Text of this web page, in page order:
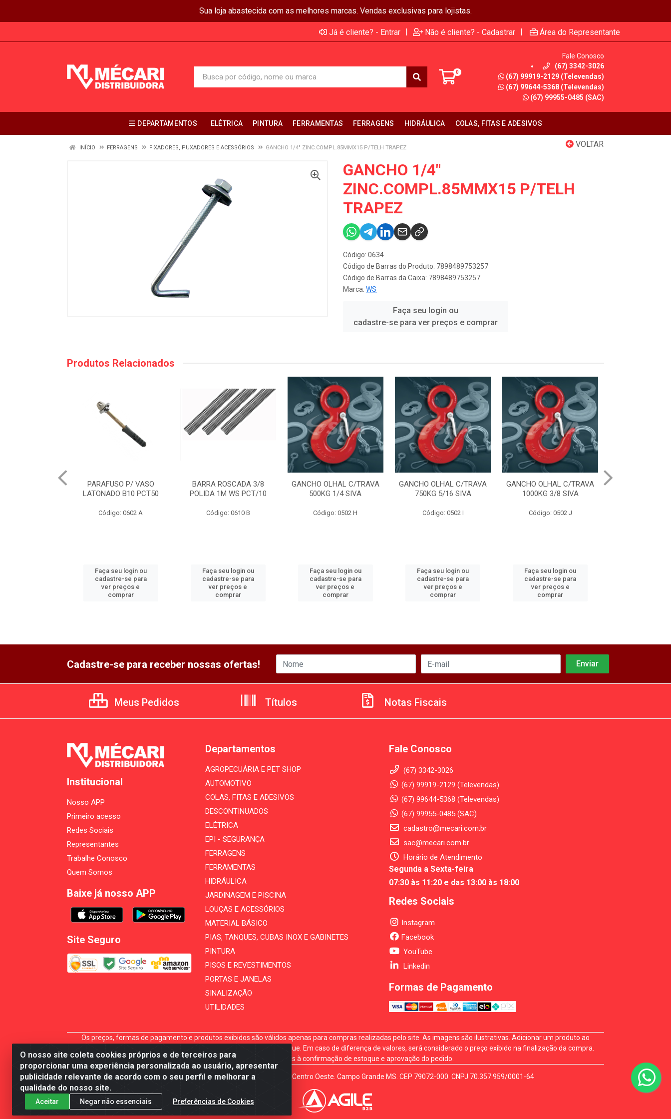
Sua loja abastecida com as melhores marcas. Vendas exclusivas para lojistas.
Já é cliente? - Entrar | Não é cliente? - Cadastrar | Área do Representante
0
Fale Conosco
(67) 3342-3026
(67) 99919-2129 (Televendas)
(67) 99644-5368 (Televendas)
(67) 99955-0485 (SAC)
DEPARTAMENTOS ELÉTRICA PINTURA FERRAMENTAS FERRAGENS HIDRÁULICA COLAS, FITAS E ADESIVOS
VOLTAR
INÍCIO FERRAGENS FIXADORES, PUXADORES E ACESSÓRIOS GANCHO 1/4" ZINC.COMPL.85MMX15 P/TELH TRAPEZ
GANCHO 1/4"
ZINC.COMPL.85MMX15 P/TELH
TRAPEZ
Código: 0634
Código de Barras do Produto: 7898489753257
Código de Barras da Caixa: 7898489753257
Marca: WS
Faça seu login ou
cadastre-se para ver preços e comprar
Produtos Relacionados
PARAFUSO P/ VASO
LATONADO B10 PCT50
Código: 0602 A
Faça seu login ou
cadastre-se para
ver preços e
comprar
BARRA ROSCADA 3/8
POLIDA 1M WS PCT/10
Código: 0610 B
Faça seu login ou
cadastre-se para
ver preços e
comprar
GANCHO OLHAL C/TRAVA
500KG 1/4 SIVA
Código: 0502 H
Faça seu login ou
cadastre-se para
ver preços e
comprar
GANCHO OLHAL C/TRAVA
750KG 5/16 SIVA
Código: 0502 I
Faça seu login ou
cadastre-se para
ver preços e
comprar
GANCHO OLHAL C/TRAVA
1000KG 3/8 SIVA
Código: 0502 J
Faça seu login ou
cadastre-se para
ver preços e
comprar
O nosso site coleta cookies próprios e de terceiros para
proporcionar uma experiência personalizada ao usuário, apresentar
publicidade relevante de acordo com o seu perfil e melhorar a
qualidade do nosso site.
Aceitar Negar não essenciais Preferências de Cookies
Cadastre-se para receber nossas ofertas!
Meus Pedidos Títulos Notas Fiscais
Institucional
Nosso APP
Primeiro acesso
Redes Sociais
Representantes
Trabalhe Conosco
Quem Somos
Baixe já nosso APP
Site Seguro
Departamentos
AGROPECUÁRIA E PET SHOP
AUTOMOTIVO
COLAS, FITAS E ADESIVOS
DESCONTINUADOS
ELÉTRICA
EPI - SEGURANÇA
FERRAGENS
FERRAMENTAS
HIDRÁULICA
JARDINAGEM E PISCINA
LOUÇAS E ACESSÓRIOS
MATERIAL BÁSICO
PIAS, TANQUES, CUBAS INOX E GABINETES
PINTURA
PISOS E REVESTIMENTOS
PORTAS E JANELAS
SINALIZAÇÃO
UTILIDADES
Fale Conosco
(67) 3342-3026
(67) 99919-2129 (Televendas)
(67) 99644-5368 (Televendas)
(67) 99955-0485 (SAC)
cadastro@mecari.com.br
sac@mecari.com.br
Horário de Atendimento
Segunda a Sexta-feira
07:30 às 11:20 e das 13:00 às 18:00
Redes Sociais
Instagram
Facebook
YouTube
Linkedin
Formas de Pagamento
Os preços, formas de pagamento e produtos exibidos são válidos apenas para compras realizadas pelo site. As imagens são ilustrativas. Adicionar um produto ao
carrinho não garante seu preço, reserva ou disponibilidade em estoque. Em caso de diferença de valores, será considerado o preço exibido na finalização da compra.
As vendas estão sujeitas à confirmação de estoque e aprovação do pedido.
Mécari Distribuidora - Av. Gury Marques, 5164. Jd Centro Oeste. Campo Grande MS. CEP 79072-000. CNPJ 70.357.959/0001-64